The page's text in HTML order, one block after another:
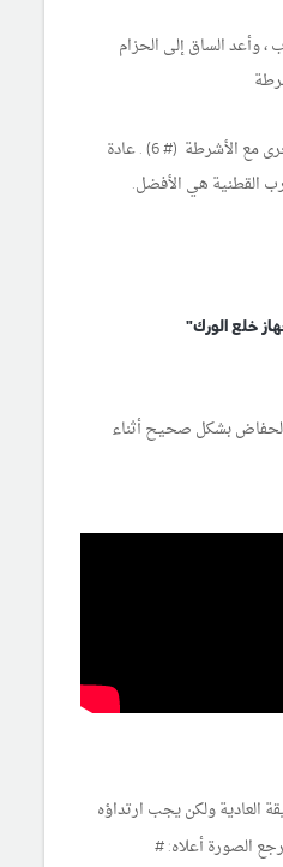
، وأعد الساق إلى الحزام
كرر للساق الأخرى مع الأشرطة (# 6) . عادة
القطنية هي الأفضل.
خلع الورك"
بشكل صحيح أثناء
العادية ولكن يجب ارتداؤه
الصورة أعلاه: #